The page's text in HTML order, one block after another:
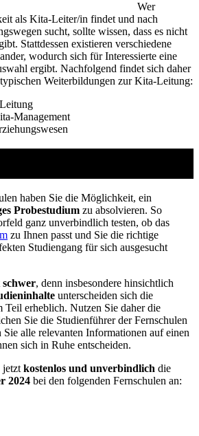
Wer
als Kita-Leiter/in findet und nach
sucht, sollte wissen, dass es nicht
Stattdessen existieren verschiedene
wodurch sich für Interessierte eine
ergibt. Nachfolgend findet sich daher
Weiterbildungen zur Kita-Leitung:
Management
haben Sie die Möglichkeit, ein
Probestudium zu absolvieren. So
ganz unverbindlich testen, ob das
zu Ihnen passt und Sie die richtige
Studiengang für sich ausgesucht
, denn insbesondere hinsichtlich
unterscheiden sich die
Teil erheblich. Nutzen Sie daher die
Sie die Studienführer der Fernschulen
Sie alle relevanten Informationen auf einen
sich in Ruhe entscheiden.
jetzt kostenlos und unverbindlich die
2024 bei den folgenden Fernschulen an: